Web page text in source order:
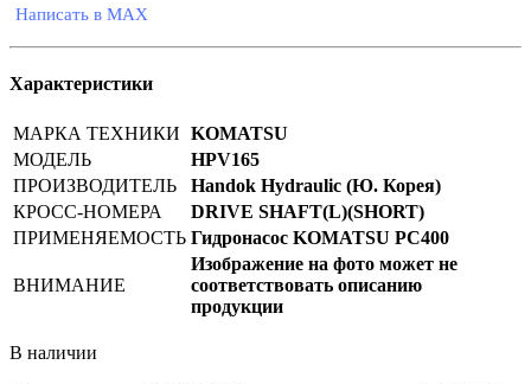
Написать в MAX
Характеристики
МАРКА ТЕХНИКИ KOMATSU
МОДЕЛЬ
HPV165
ПРОИЗВОДИТЕЛЬ
Handok Hydraulic (Ю. Корея)
КРОСС-НОМЕРА
DRIVE SHAFT(L)(SHORT)
ПРИМЕНЯЕМОСТЬ Гидронасос KOMATSU PC400
ВНИМАНИЕ
Изображение на фото может не
соответствовать описанию
продукции
В наличии